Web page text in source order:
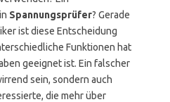
Spannungsprüfer? Gerade
ist diese Entscheidung
Funktionen hat
geeignet ist. Ein falscher
sein, sondern auch
die mehr über